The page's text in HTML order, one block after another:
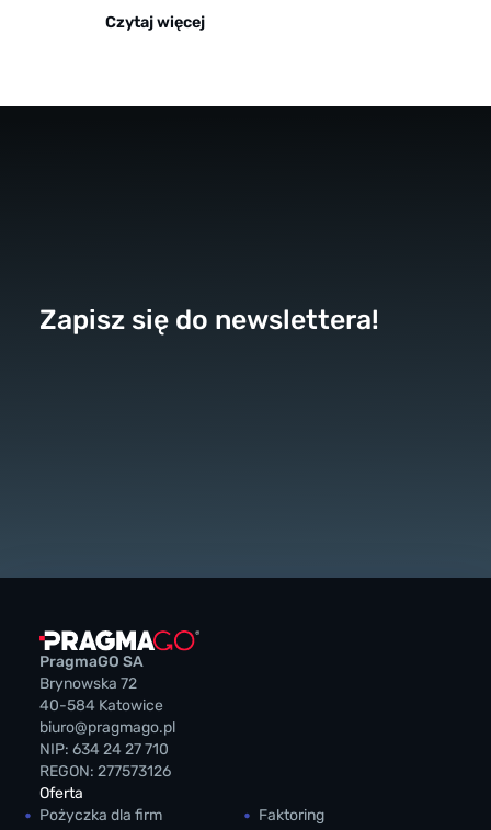
Czytaj więcej
Zapisz się do newslettera!
PragmaGO SA
Brynowska 72
40-584 Katowice
biuro@pragmago.pl
NIP: 634 24 27 710
REGON: 277573126
Oferta
Pożyczka dla firm
Faktoring